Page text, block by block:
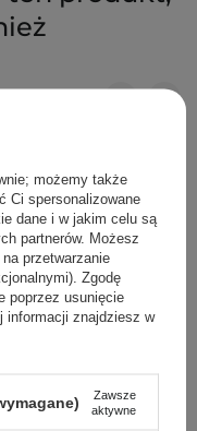
możemy także
Ci spersonalizowane
dane i w jakim celu są
partnerów. Możesz
przetwarzanie
Zgodę
poprzez usunięcie
informacji znajdziesz w
Zawsze
aktywne